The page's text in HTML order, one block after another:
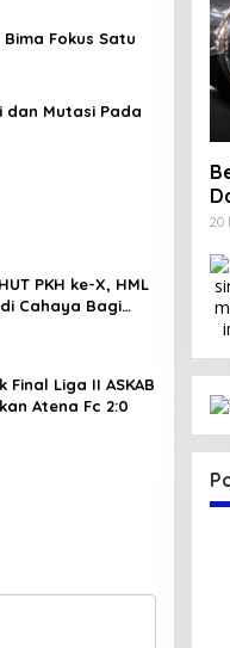
Fokus Satu
dan Mutasi Pada
PKH ke-X, HML
Cahaya Bagi
Final Liga II ASKAB
Atena Fc 2:0
20
DPW PAN
|